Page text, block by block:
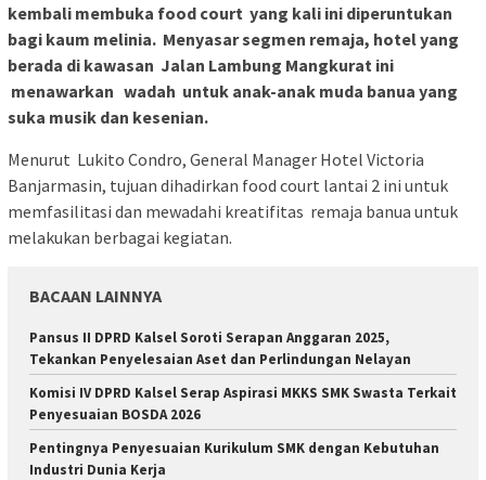
kembali membuka food court yang kali ini diperuntukan
bagi kaum melinia. Menyasar segmen remaja, hotel yang
berada di kawasan Jalan Lambung Mangkurat ini
menawarkan wadah untuk anak-anak muda banua yang
suka musik dan kesenian.
Menurut Lukito Condro, General Manager Hotel Victoria
Banjarmasin, tujuan dihadirkan food court lantai 2 ini untuk
memfasilitasi dan mewadahi kreatifitas remaja banua untuk
melakukan berbagai kegiatan.
BACAAN LAINNYA
Pansus II DPRD Kalsel Soroti Serapan Anggaran 2025,
Tekankan Penyelesaian Aset dan Perlindungan Nelayan
Komisi IV DPRD Kalsel Serap Aspirasi MKKS SMK Swasta Terkait
Penyesuaian BOSDA 2026
Pentingnya Penyesuaian Kurikulum SMK dengan Kebutuhan
Industri Dunia Kerja